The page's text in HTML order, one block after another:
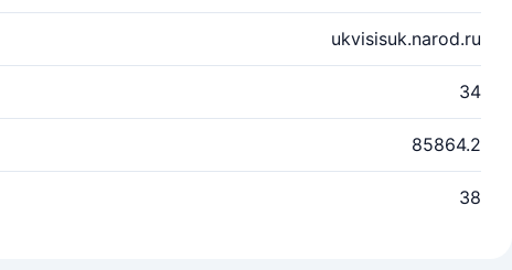
ukvisisuk.narod.ru
34
85864.2
38